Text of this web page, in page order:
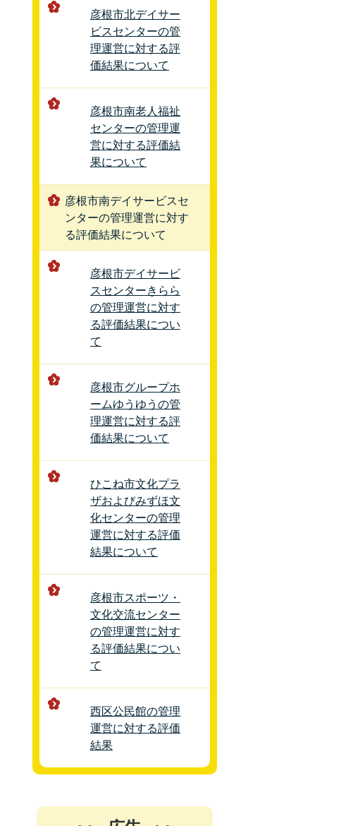
彦根市北デイサー
ビスセンターの管
理運営に対する評
価結果について
彦根市南老人福祉
センターの管理運
営に対する評価結
果について
彦根市南デイサービスセ
ンターの管理運営に対す
る評価結果について
彦根市デイサービ
スセンターきらら
の管理運営に対す
る評価結果につい
て
彦根市グループホ
ームゆうゆうの管
理運営に対する評
価結果について
ひこね市文化プラ
ザおよびみずほ文
化センターの管理
運営に対する評価
結果について
彦根市スポーツ・
文化交流センター
の管理運営に対す
る評価結果につい
て
西区公民館の管理
運営に対する評価
結果